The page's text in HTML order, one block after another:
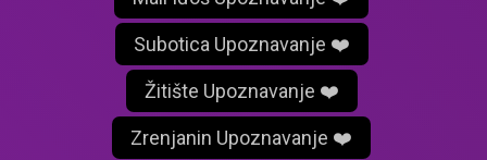
Subotica Upoznavanje ❤️
Žitište Upoznavanje ❤️
Zrenjanin Upoznavanje ❤️